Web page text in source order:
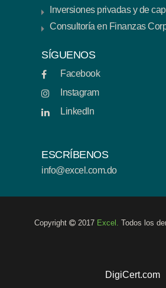
Inversiones privadas y de
Consultoría en Finanzas
SÍGUENOS
Facebook
Instagram
LinkedIn
ESCRÍBENOS
info@excel.com.do
Copyright 2017 Excel. Todos los
DigiCert.com